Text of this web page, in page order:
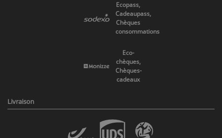
Ecopass,
Cadeaupass,
Chèques
consommations
Eco-
chèques,
Chèques-
cadeaux
Livraison